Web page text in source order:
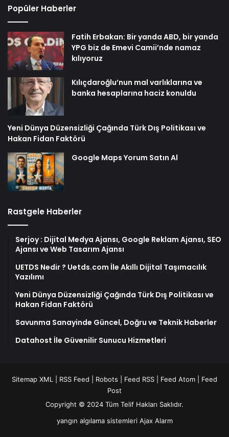
Popüler Haberler
Fatih Erbakan: Bir yanda ABD, bir yanda
YPG biz de Emevi Camii’nde namaz
kılıyoruz
Kılıçdaroğlu’nun mal varlıklarına ve
banka hesaplarına haciz konuldu
Yeni Dünya Düzensizliği Çağında Türk Dış Politikası ve
Hakan Fidan Faktörü
Google Maps Yorum Satın Al
Rastgele Haberler
Serjoy : Dijital Medya Ajansı, Google Reklam Ajansı, SEO
Ajansı ve Web Tasarım Ajansı
UETDS Nedir ? Uetds.com İle Akıllı Dijital Taşımacılık
Yazılımı
Yeni Dünya Düzensizliği Çağında Türk Dış Politikası ve
Hakan Fidan Faktörü
Savunma Sanayinde Güncel, Doğru ve Teknik Haberler
Datahost İle Güvenilir Sunucu Hizmetleri
Sitemap XML RSS Feed Robots Feed RSS Feed Atom
Feed
Post
Copyright © 2024 Tüm Telif Hakları Saklıdır.
yangın algılama sistemleri Ajax Alarm